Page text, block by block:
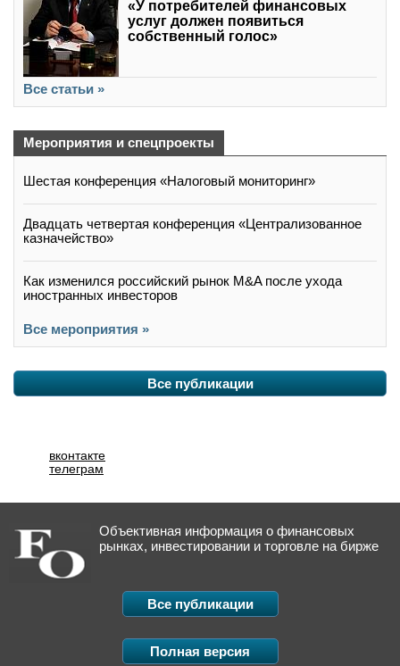
«У потребителей финансовых
услуг должен появиться
собственный голос»
Все статьи »
Мероприятия и спецпроекты
Шестая конференция «Налоговый мониторинг»
Двадцать четвертая конференция «Централизованное
казначейство»
Как изменился российский рынок M&A после ухода
иностранных инвесторов
Все мероприятия »
Все публикации
вконтакте
телеграм
Объективная информация о финансовых
рынках, инвестировании и торговле на бирже
Все публикации
Полная версия